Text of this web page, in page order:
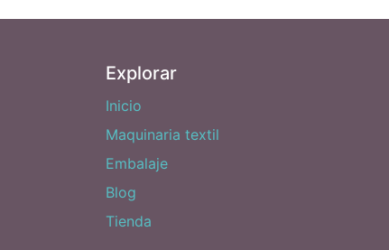
Explorar
Inicio
Maquinaria textil
Embalaje
Blog
Tienda